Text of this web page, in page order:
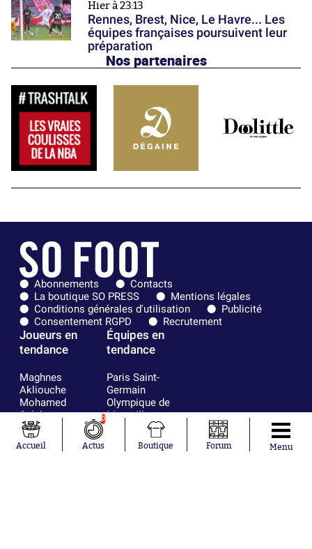
Hier à 23:13
Rennes, Brest, Nice, Le Havre... Les
équipes françaises poursuivent leur
préparation
Nos partenaires
Abonnements
Contacts
La boutique SO PRESS
Mentions légales
Conditions générales d'utilisation
Publicité
Consentement RGPD
Recrutement
Joueurs en
tendance
Maghnes
Akliouche
Mohamed
Salah
Lionel Messi
Ferrán Torres
Kilian Corredor
Équipes en
tendance
Paris Saint-
Germain
Olympique de
Marseille
Real Madrid
Olympique
Accueil
0
Actus Boutique Forum Menu